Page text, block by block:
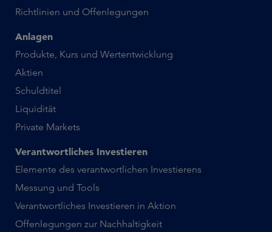
Richtlinien und Offenlegungen
Anlagen
Produkte, Kurs und Wertentwicklung
Aktien
Schuldtitel
Liquidität
Private Markets
Verantwortliches Investieren
Elemente des verantwortlichen Investierens
Messung und Tools
Verantwortliches Investieren in Aktion
Offenlegungen zur Nachhaltigkeit